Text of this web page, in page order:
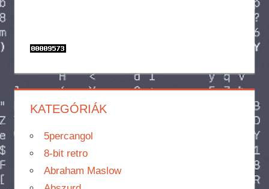
KATEGÓRIÁK
5percangol
8-bit retro
Abraham Maslow